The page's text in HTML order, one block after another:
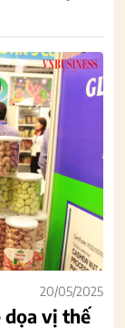
20/05/2025
dọa vị thế